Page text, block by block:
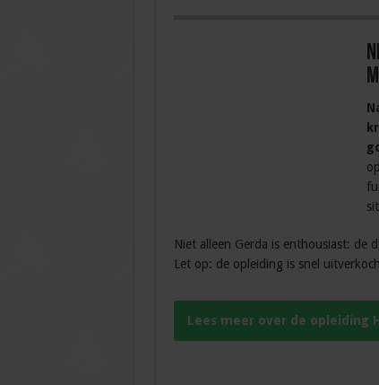
Niet alleen Gerda is enthousiast: de
Let op: de opleiding is snel
Lees meer over de opleiding